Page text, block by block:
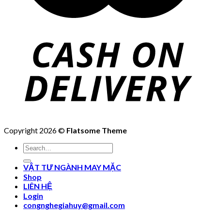
Copyright 2026 © Flatsome Theme
Search
for:
VẬT TƯ NGÀNH MAY MẶC
Shop
LIÊN HỆ
Login
congnghegiahuy@gmail.com